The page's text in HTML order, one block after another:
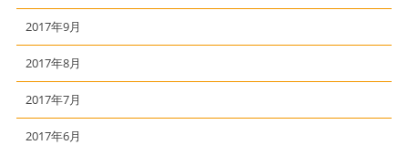
2017年9月
2017年8月
2017年7月
2017年6月